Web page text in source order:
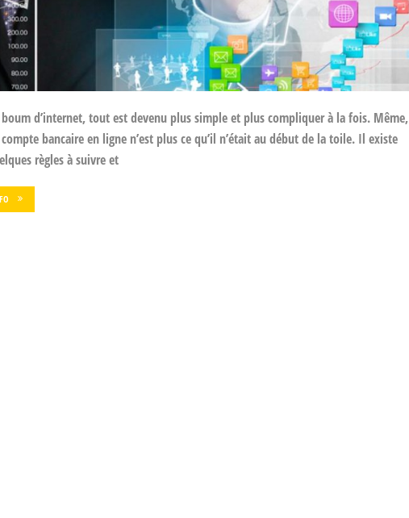
d’internet, tout est devenu plus simple et plus compliquer à la fois. Même,
bancaire en ligne n’est plus ce qu’il n’était au début de la toile. Il existe
règles à suivre et